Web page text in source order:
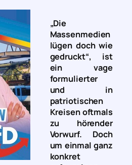
„Die
Massenmedien
lügen doch wie
gedruckt“, ist
ein vage
formulierter
und in
patriotischen
Kreisen oftmals
zu hörender
Vorwurf. Doch
um einmal ganz
konkret